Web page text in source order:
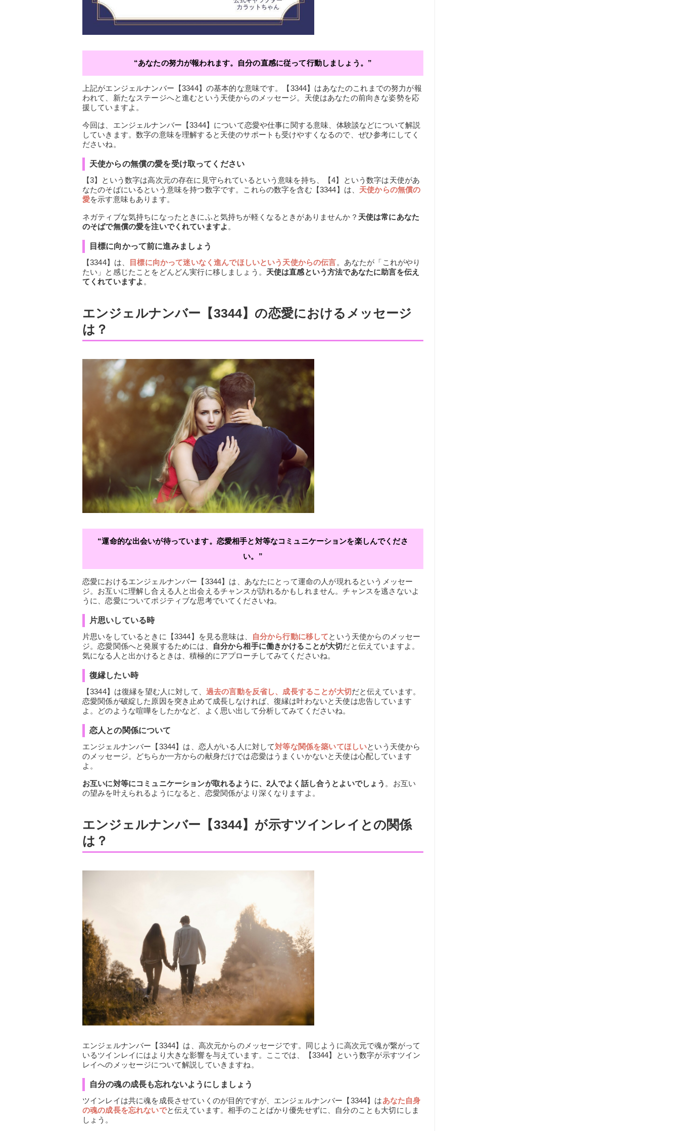
“あなたの努力が報われます。自分の直感に従って行動しましょう。”
上記がエンジェルナンバー【3344】の基本的な意味です。【3344】はあなたのこれまでの努力が報
われて、新たなステージへと進むという天使からのメッセージ。天使はあなたの前向きな姿勢を応
援していますよ。
今回は、エンジェルナンバー【3344】について恋愛や仕事に関する意味、体験談などについて解説
していきます。数字の意味を理解すると天使のサポートも受けやすくなるので、ぜひ参考にしてく
ださいね。
天使からの無償の愛を受け取ってください
【3】という数字は高次元の存在に見守られているという意味を持ち、【4】という数字は天使があ
なたのそばにいるという意味を持つ数字です。これらの数字を含む【3344】は、 天使からの無償の
愛を示す意味もあります。
ネガティブな気持ちになったときにふと気持ちが軽くなるときがありませんか？ 天使は常にあなた
のそばで無償の愛を注いでくれていますよ 。
目標に向かって前に進みましょう
【3344】は、
目標に向かって迷いなく進んでほしいという天使からの伝言。あなたが「これがやり
たい」と感じたことをどんどん実行に移しましょう。 天使は直感という方法であなたに助言を伝え
てくれていますよ 。
エンジェルナンバー【3344】の恋愛におけるメッセージ
は？
“運命的な出会いが待っています。恋愛相手と対等なコミュニケーションを楽しんでくださ
い。”
恋愛におけるエンジェルナンバー【3344】は、あなたにとって運命の人が現れるというメッセー
ジ。お互いに理解し合える人と出会えるチャンスが訪れるかもしれません。チャンスを逃さないよ
うに、恋愛についてポジティブな思考でいてくださいね。
片思いしている時
片思いをしているときに【3344】を見る意味は、
自分から行動に移してという天使からのメッセー
ジ。恋愛関係へと発展するためには、
自分から相手に働きかけることが大切だと伝えていますよ。
気になる人と出かけるときは、積極的にアプローチしてみてくださいね。
復縁したい時
【3344】は復縁を望む人に対して、 過去の言動を反省し、成長することが大切だと伝えています。
恋愛関係が破綻した原因を突き止めて成長しなければ、復縁は叶わないと天使は忠告しています
よ。どのような喧嘩をしたかなど、よく思い出して分析してみてくださいね。
恋人との関係について
エンジェルナンバー【3344】は、恋人がいる人に対して対等な関係を築いてほしいという天使から
のメッセージ。どちらか一方からの献身だけでは恋愛はうまくいかないと天使は心配しています
よ。
お互いに対等にコミュニケーションが取れるように、2人でよく話し合うとよいでしょう 。お互い
の望みを叶えられるようになると、恋愛関係がより深くなりますよ。
エンジェルナンバー【3344】が示すツインレイとの関係
は？
エンジェルナンバー【3344】は、高次元からのメッセージです。同じように高次元で魂が繋がって
いるツインレイにはより大きな影響を与えています。ここでは、【3344】という数字が示すツイン
レイへのメッセージについて解説していきますね。
自分の魂の成長も忘れないようにしましょう
ツインレイは共に魂を成長させていくのが目的ですが、エンジェルナンバー【3344】はあなた自身
の魂の成長を忘れないでと伝えています。相手のことばかり優先せずに、自分のことも大切にしま
しょう。